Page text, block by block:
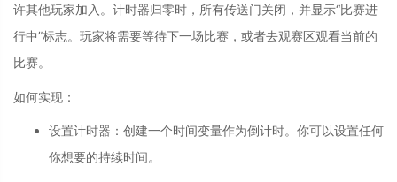
许其他玩家加入。计时器归零时，所有传送门关闭，并显示“比赛进
行中”标志。玩家将需要等待下一场比赛，或者去观赛区观看当前的
比赛。
如何实现：
设置计时器 ： 创建一个时间变量作为倒计时。你可以设置任何
你想要的持续时间。